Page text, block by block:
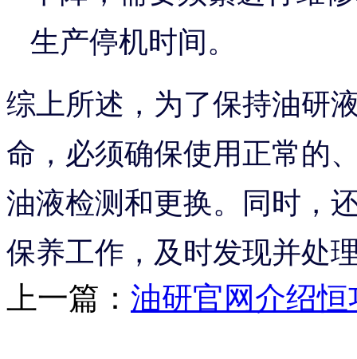
生产停机时间。
综上所述，为了保持油研
命，必须确保使用正常的
油液检测和更换。同时，
保养工作，及时发现并处
上一篇： 油研官网介绍